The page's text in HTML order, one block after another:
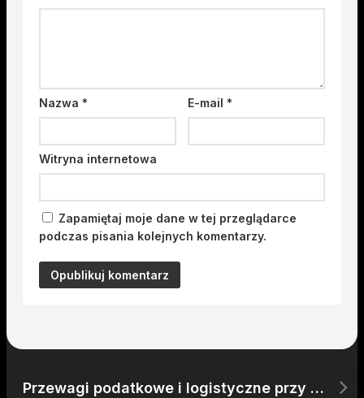
Nazwa * E-mail*
Witryna internetowa
Zapamiętaj moje dane w tej przeglądarce
podczas pisania kolejnych komentarzy.
Przewagi podatkowe i logistyczne przy prowadzeniu działalności w UK